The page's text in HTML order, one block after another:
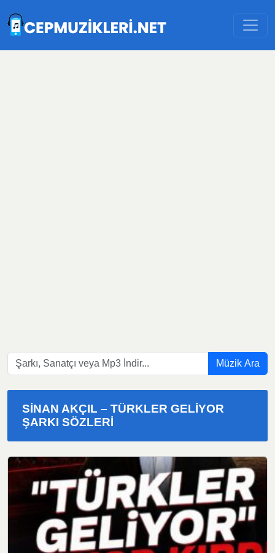
Müzik Ara
SINAN AKÇIL – TÜRKLER GELIYOR
ŞARKI SÖZLERI